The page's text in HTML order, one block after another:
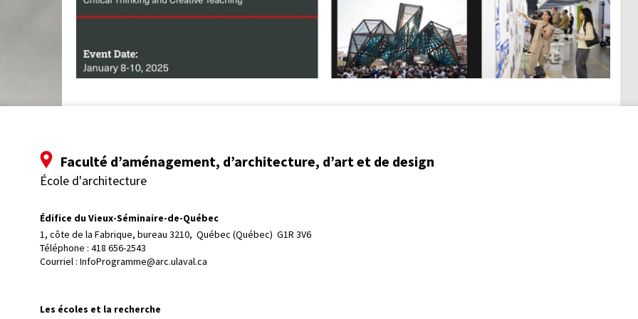
Faculté d’aménagement, d’architecture, d’art et de design
École d'architecture
Édifice du Vieux-Séminaire-de-Québec
1, côte de la Fabrique, bureau 3210, Québec (Québec)  G1R 3V6
Téléphone : 418 656-2543
Courriel : InfoProgramme@arc.ulaval.ca
Les écoles et la recherche